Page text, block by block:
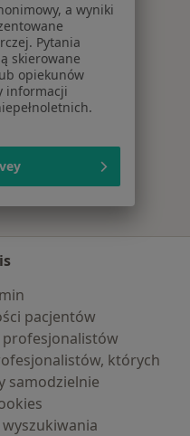
Krapkowicach
pacjentów
których
samodzielnie
wyszukiwania
a wyniki
Pytania
skierowane
opiekunów
informacji